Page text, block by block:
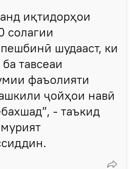
иқтидорҳои
солагии
шудааст, ки
тавсеаи
фаъолияти
ҷойҳои навӣ
- таъкид